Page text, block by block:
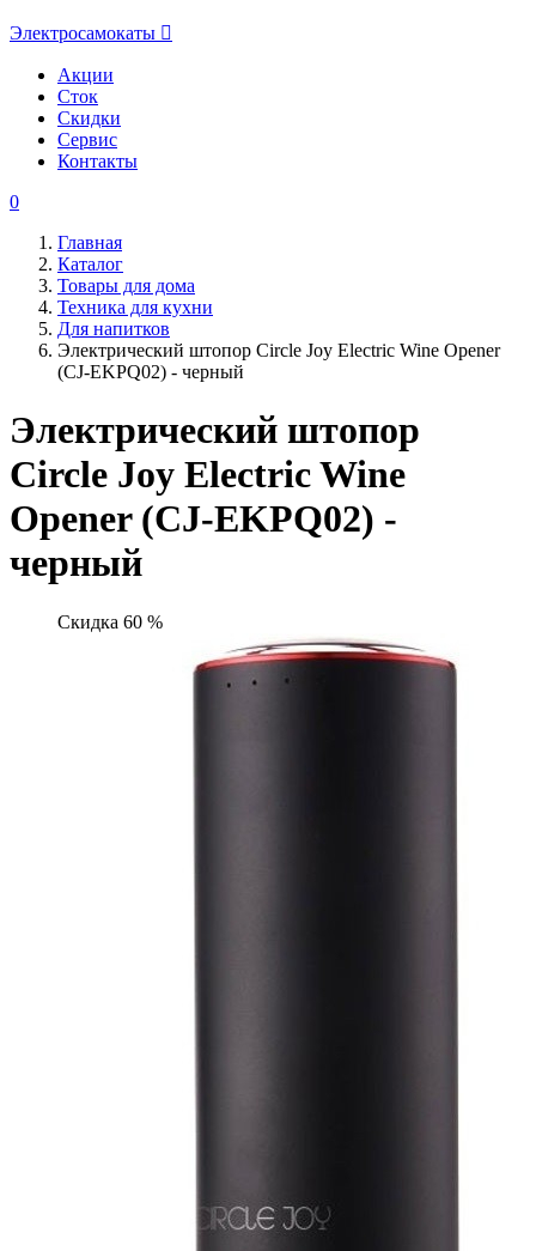
Электросамокаты
Акции
Сток
Скидки
Сервис
Контакты
0
Главная
Каталог
Товары для дома
Техника для кухни
Для напитков
Электрический штопор Circle Joy Electric Wine Opener
(CJ-EKPQ02) - черный
Электрический штопор
Circle Joy Electric Wine
Opener (CJ-EKPQ02) -
черный
Скидка 60 %